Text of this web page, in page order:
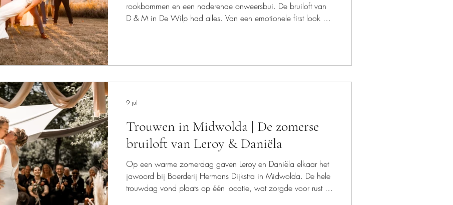
rookbommen en een naderende onweersbui. De bruiloft van
D & M in De Wilp had alles. Van een emotionele first look en
de trouwdag stap voor stap opnieuw.
Trouwen in Midwolda | De zomerse
bruiloft van Leroy & Daniëla
Op een warme zomerdag gaven Leroy en Daniëla elkaar het
jawoord bij Boerderij Hermans Dijkstra in Midwolda. De hele
trouwdag vond plaats op één locatie, wat zorgde voor rust en
9 jul